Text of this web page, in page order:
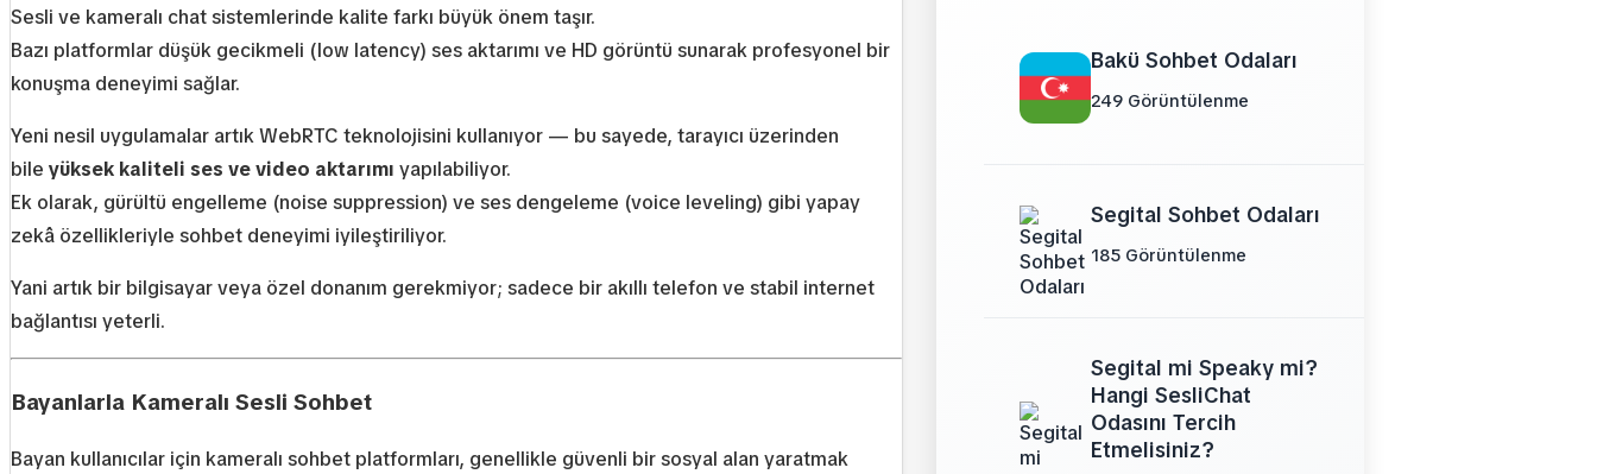
Sesli ve kameralı chat sistemlerinde kalite farkı büyük önem taşır.
Bazı platformlar düşük gecikmeli (low latency) ses aktarımı ve HD görüntü sunarak profesyonel bir
konuşma deneyimi sağlar.
Yeni nesil uygulamalar artık WebRTC teknolojisini kullanıyor — bu sayede, tarayıcı üzerinden
bile yüksek kaliteli ses ve video aktarımı yapılabiliyor.
Ek olarak, gürültü engelleme (noise suppression) ve ses dengeleme (voice leveling) gibi yapay
zekâ özellikleriyle sohbet deneyimi iyileştiriliyor.
Yani artık bir bilgisayar veya özel donanım gerekmiyor; sadece bir akıllı telefon ve stabil internet
bağlantısı yeterli.
Bayanlarla Kameralı Sesli Sohbet
Bayan kullanıcılar için kameralı sohbet platformları, genellikle güvenli bir sosyal alan yaratmak
Bakü Sohbet Odaları
249 Görüntülenme
Segital Sohbet Odaları
185 Görüntülenme
Segital mi Speaky mi?
Hangi SesliChat
Odasını Tercih
Etmelisiniz?